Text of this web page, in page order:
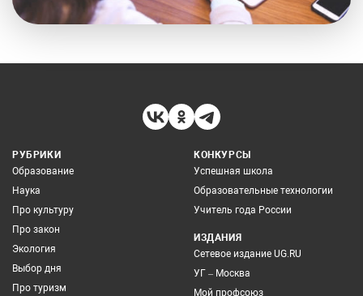
РУБРИКИ
Образование
Наука
Про культуру
Про закон
Экология
Выбор дня
Про туризм
КОНКУРСЫ
Успешная школа
Образовательные технологии
Учитель года России
ИЗДАНИЯ
Сетевое издание UG.RU
УГ – Москва
Мой профсоюз